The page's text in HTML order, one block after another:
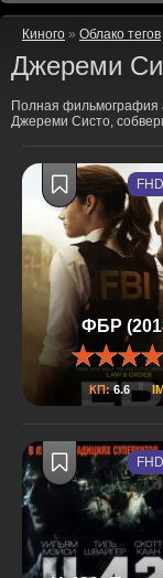
Киного » Облако тегов
Джереми
Полная фильмография
Джереми Систо,
ФБР
КП:6.6